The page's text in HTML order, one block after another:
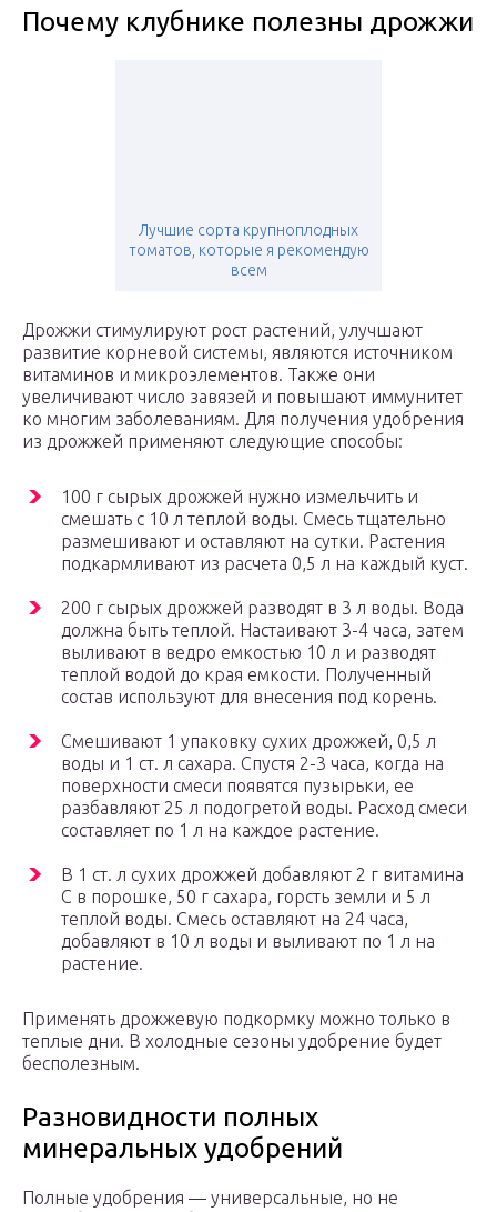
Почему клубнике полезны дрожжи
Лучшие сорта крупноплодных
томатов, которые я рекомендую
всем
Дрожжи стимулируют рост растений, улучшают
развитие корневой системы, являются источником
витаминов и микроэлементов. Также они
увеличивают число завязей и повышают иммунитет
ко многим заболеваниям. Для получения удобрения
из дрожжей применяют следующие способы:
100 г сырых дрожжей нужно измельчить и
смешать с 10 л теплой воды. Смесь тщательно
размешивают и оставляют на сутки. Растения
подкармливают из расчета 0,5 л на каждый куст.
200 г сырых дрожжей разводят в 3 л воды. Вода
должна быть теплой. Настаивают 3-4 часа, затем
выливают в ведро емкостью 10 л и разводят
теплой водой до края емкости. Полученный
состав используют для внесения под корень.
Смешивают 1 упаковку сухих дрожжей, 0,5 л
воды и 1 ст. л сахара. Спустя 2-3 часа, когда на
поверхности смеси появятся пузырьки, ее
разбавляют 25 л подогретой воды. Расход смеси
составляет по 1 л на каждое растение.
В 1 ст. л сухих дрожжей добавляют 2 г витамина
С в порошке, 50 г сахара, горсть земли и 5 л
теплой воды. Смесь оставляют на 24 часа,
добавляют в 10 л воды и выливают по 1 л на
растение.
Применять дрожжевую подкормку можно только в
теплые дни. В холодные сезоны удобрение будет
бесполезным.
Разновидности полных
минеральных удобрений
Полные удобрения — универсальные, но не